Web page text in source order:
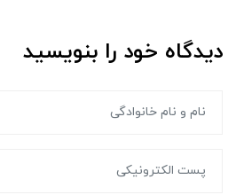
دیدگاه خود را بنویسید